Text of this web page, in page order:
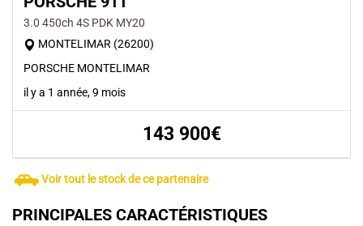
3.0 450ch 4S PDK MY20
MONTELIMAR (26200)
PORSCHE MONTELIMAR
il y a 1 année, 9 mois
143 900€
Voir tout le stock de ce partenaire
PRINCIPALES CARACTÉRISTIQUES